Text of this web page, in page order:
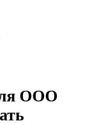
ООО